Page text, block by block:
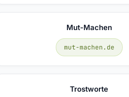
Mut-Machen
mut-machen.de
Trostworte